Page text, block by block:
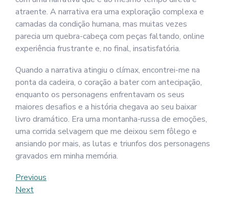
atraente. A narrativa era uma exploração complexa e
camadas da condição humana, mas muitas vezes
parecia um quebra-cabeça com peças faltando, online
experiência frustrante e, no final, insatisfatória.
Quando a narrativa atingiu o clímax, encontrei-me na
ponta da cadeira, o coração a bater com antecipação,
enquanto os personagens enfrentavam os seus
maiores desafios e a história chegava ao seu baixar
livro dramático. Era uma montanha-russa de emoções,
uma corrida selvagem que me deixou sem fôlego e
ansiando por mais, as lutas e triunfos dos personagens
gravados em minha memória.
Post
Previous
Post
Previous
Next
Next